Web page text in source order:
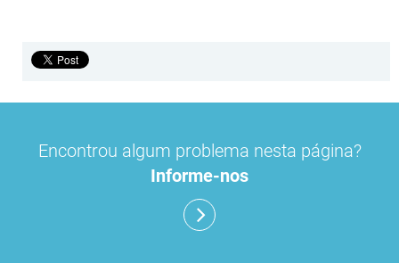
Encontrou algum problema nesta página?
Informe-nos